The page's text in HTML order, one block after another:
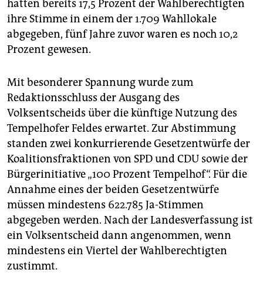
hatten bereits 17,5 Prozent der Wahlberechtigten
ihre Stimme in einem der 1.709 Wahllokale
abgegeben, fünf Jahre zuvor waren es noch 10,2
Prozent gewesen.
Mit besonderer Spannung wurde zum
Redaktionsschluss der Ausgang des
Volksentscheids über die künftige Nutzung des
Tempelhofer Feldes erwartet. Zur Abstimmung
standen zwei konkurrierende Gesetzentwürfe der
Koalitionsfraktionen von SPD und CDU sowie der
Bürgerinitiative „100 Prozent Tempelhof“. Für die
Annahme eines der beiden Gesetzentwürfe
müssen mindestens 622.785 Ja-Stimmen
abgegeben werden. Nach der Landesverfassung ist
ein Volksentscheid dann angenommen, wenn
mindestens ein Viertel der Wahlberechtigten
zustimmt.